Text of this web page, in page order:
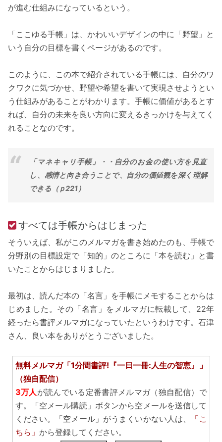
が進む仕組みになっているという。
「ここゆる手帳」は、かわいいデザインの中に「野望」と
いう自分の目標を書くページがあるのです。
このように、この本で紹介されている手帳には、自分のワ
クワクに気づかせ、野望や希望を書いて実現させようとい
う仕組みがあることがわかります。手帳に価値があるとす
れば、自分の未来を良い方向に変えるきっかけを与えてく
れることなのです。
「マネキャリ手帳」・・自分のお金の使い方を見直
し、感情と向き合うことで、自分の価値観を深く理解
できる（ｐ221）
すべては手帳からはじまった
そういえば、私がこのメルマガを書き始めたのも、手帳で
分野別の目標設定で「知的」のところに「本を読む」と書
いたことからはじまりました。
最初は、読んだ本の「名言」を手帳にメモすることからは
じめました。その「名言」をメルマガに転載して、22年
経ったら書評メルマガになっていたというわけです。石津
さん、良い本をありがとうございました。
無料メルマガ「1分間書評!『一日一冊:人生の智恵』」
（独自配信）
3万人が読んでいる定番書評メルマガ（独自配信）で
す。「空メール購読」ボタンから空メールを送信して
ください。「空メール」がうまくいかない人は、
「こ
ちら」 から登録してください。